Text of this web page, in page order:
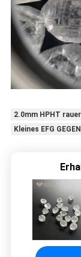
2.0mm HPHT
Kleines EFG